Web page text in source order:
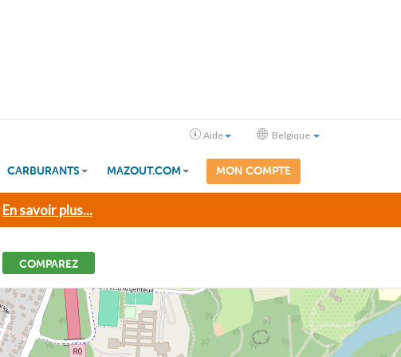
Aide Belgique
CARBURANTS MAZOUT.COM MON COMPTE
En savoir plus...
COMPAREZ